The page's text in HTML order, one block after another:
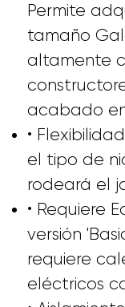
Permite
tamaño
altamente
acabado
•
el tipo de
rodeará el
• Requiere
versión
requiere
eléctricos